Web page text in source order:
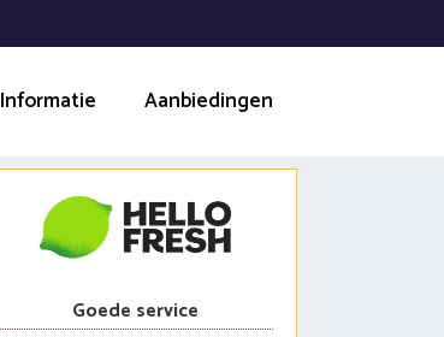
Informatie Aanbiedingen
Goede service